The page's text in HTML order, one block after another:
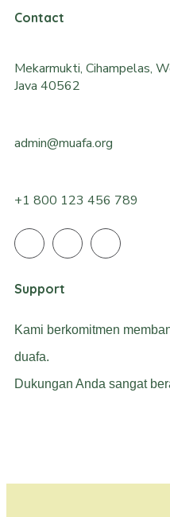
Contact
Mekarmukti, Cihampelas,
Java 40562
admin@muafa.org
+1 800 123 456 789
Support
Kami berkomitmen
duafa.
Dukungan Anda sangat